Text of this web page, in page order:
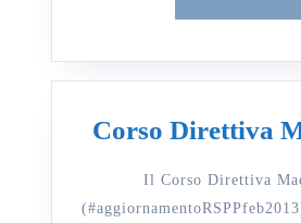
Corso Direttiva
Il Corso Direttiva